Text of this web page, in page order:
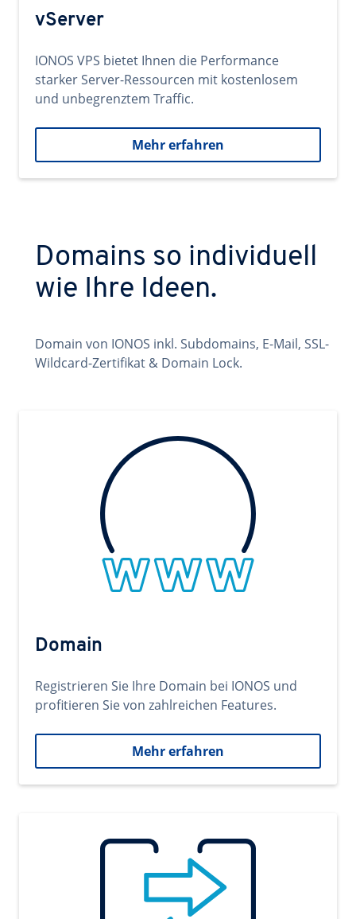
vServer
IONOS VPS bietet Ihnen die Performance
starker Server-Ressourcen mit kostenlosem
und unbegrenztem Traffic.
Mehr erfahren
Domains so individuell
wie Ihre Ideen.
Domain von IONOS inkl. Subdomains, E-Mail, SSL-
Wildcard-Zertifikat & Domain Lock.
Domain
Registrieren Sie Ihre Domain bei IONOS und
profitieren Sie von zahlreichen Features.
Mehr erfahren